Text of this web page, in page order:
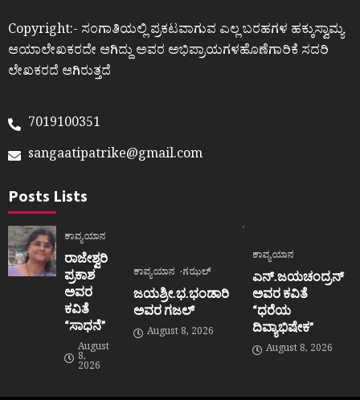
Copyright:- ಸಂಗಾತಿಯಲ್ಲಿ ಪ್ರಕಟವಾಗುವ ಎಲ್ಲ ಬರಹಗಳ ಹಕ್ಕುಸ್ವಾಮ್ಯ
ಆಯಾಲೇಖಕರದೇ ಆಗಿದ್ದು ಅವರ ಅಭಿಪ್ರಾಯಗಳಹೊಣೆಗಾರಿಕೆ ಸದರಿ
ಲೇಖಕರದೆ ಆಗಿರುತ್ತದೆ
7019100351
sangaatipatrike@gmail.com
Posts Lists
ಕಾವ್ಯಯಾನ
ರಾಜೇಶ್ವರಿ
ಪ್ರಕಾಶ
ಅವರ
ಕವಿತೆ
“ಸಾಧನೆ”
August
8,
2026
ಕಾವ್ಯಯಾನ ಗಝಲ್
ಜಯಶ್ರೀ.ಭ.ಭಂಡಾರಿ
ಅವರ ಗಜಲ್
August 8, 2026
ಕಾವ್ಯಯಾನ
ಎನ್.ಜಯಚಂದ್ರನ್
ಅವರ ಕವಿತೆ
“ಧರೆಯ
ದಿವ್ಯಾಭಿಷೇಕ”
August 8, 2026